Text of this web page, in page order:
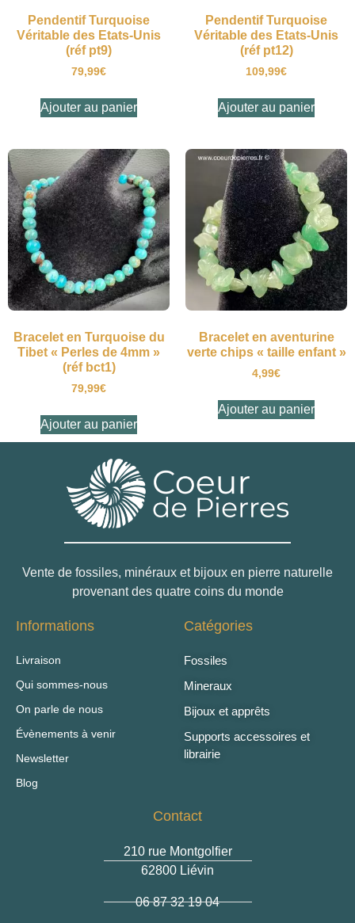
Pendentif Turquoise
Véritable des Etats-Unis
(réf pt9)
79,99€
Ajouter au panier
Pendentif Turquoise
Véritable des Etats-Unis
(réf pt12)
109,99€
Ajouter au panier
Bracelet en Turquoise du
Tibet « Perles de 4mm »
(réf bct1)
79,99€
Ajouter au panier
Bracelet en aventurine
verte chips « taille enfant »
4,99€
Ajouter au panier
Vente de fossiles, minéraux et bijoux en pierre naturelle
provenant des quatre coins du monde
Informations
Livraison
Qui sommes-nous
On parle de nous
Évènements à venir
Newsletter
Blog
Catégories
Fossiles
Mineraux
Bijoux et apprêts
Supports accessoires et
librairie
Contact
210 rue Montgolfier
62800 Liévin
06 87 32 19 04